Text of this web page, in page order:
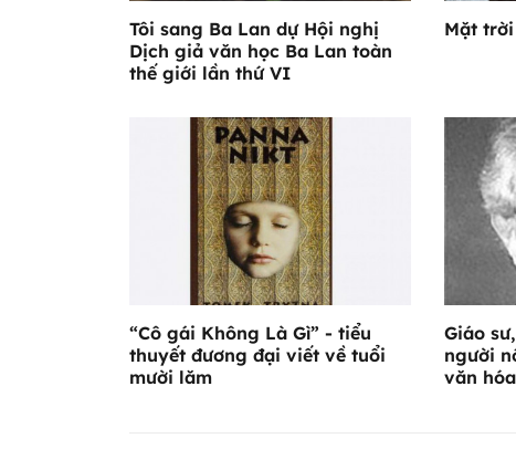
Tôi sang Ba Lan dự Hội nghị
Dịch giả văn học Ba Lan toàn
thế giới lần thứ VI
Mặt
“Cô gái Không Là Gì” - tiểu
thuyết đương đại viết về tuổi
mười lăm
Giáo
người
văn